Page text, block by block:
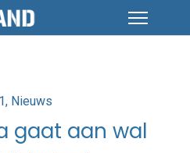
Nieuws
gaat aan wal